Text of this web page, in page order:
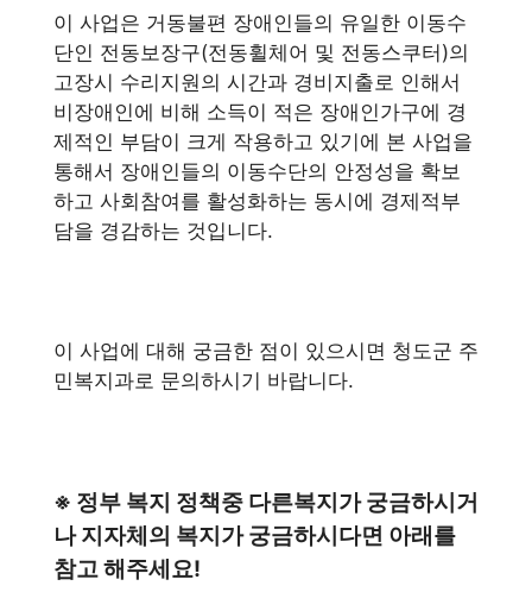
이 사업은 거동불편 장애인들의 유일한 이동수
단인 전동보장구(전동휠체어 및 전동스쿠터)의
고장시 수리지원의 시간과 경비지출로 인해서
비장애인에 비해 소득이 적은 장애인가구에 경
제적인 부담이 크게 작용하고 있기에 본 사업을
통해서 장애인들의 이동수단의 안정성을 확보
하고 사회참여를 활성화하는 동시에 경제적부
담을 경감하는 것입니다.
이 사업에 대해 궁금한 점이 있으시면 청도군 주
민복지과로 문의하시기 바랍니다.
※ 정부 복지 정책중 다른복지가 궁금하시거
나 지자체의 복지가 궁금하시다면 아래를
참고 해주세요!